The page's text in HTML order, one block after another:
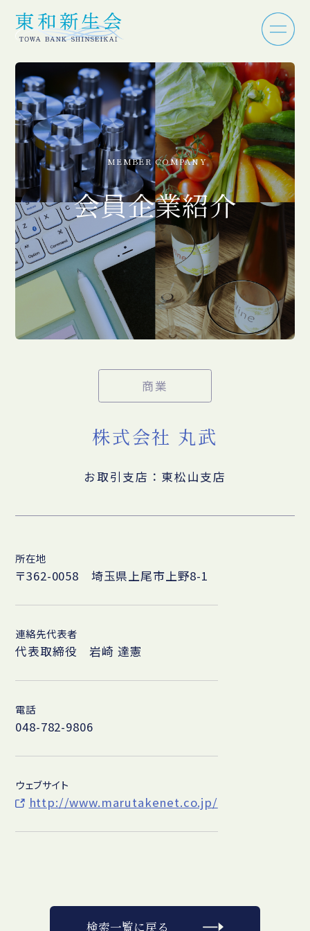
MEMBER COMPANY
会員企業紹介
商業
株式会社 丸武
お取引支店：東松山支店
所在地
〒362-0058 埼玉県上尾市上野8-1
連絡先代表者
代表取締役 岩崎 達憲
電話
048-782-9806
ウェブサイト
http://www.marutakenet.co.jp/
検索一覧に戻る